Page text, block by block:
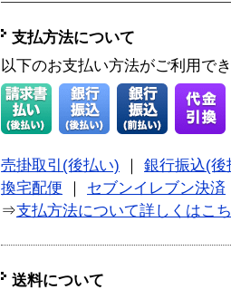
支払方法について
以下のお支払い方法がご利用で
売掛取引(後払い)
銀行振込(後
換宅配便
セブンイレブン決済
⇒支払方法について詳しくはこ
送料について